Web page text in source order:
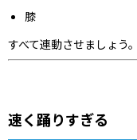
膝
すべて連動させましょう。
速く踊りすぎる